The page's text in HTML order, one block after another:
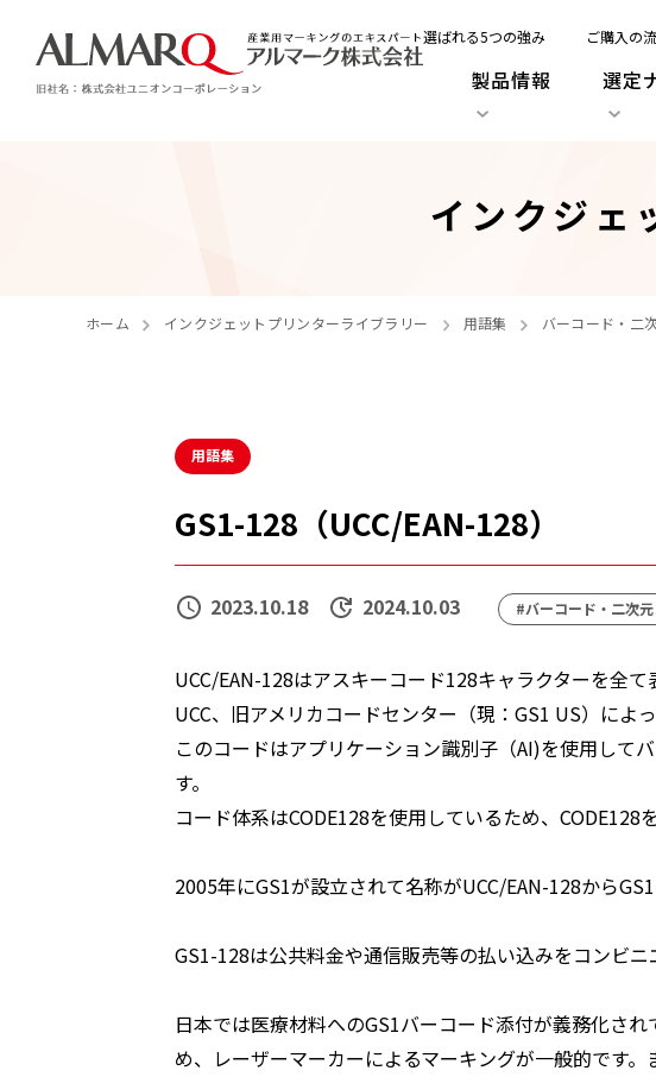
選ばれる5つの強み ご購入の
製品情報 選定
インクジェ
ホーム インクジェットプリンターライブラリー 用語集 バーコード・二
用語集
GS1-128（UCC/EAN-128）
2023.10.18 2024.10.03 #バーコード・二次
UCC/EAN-128はアスキーコード128キャラクターを全
UCC、旧アメリカコードセンター（現：GS1 US）によ
このコードはアプリケーション識別子（AI)を使用して
す。
コード体系はCODE128を使用しているため、
2005年にGS1が設立されて名称がUCC/EAN-128から
GS1-128は公共料金や通信販売等の払い込みをコンビ
日本では医療材料へのGS1バーコード添付が義務化さ
め、レーザーマーカーによるマーキングが一般的です